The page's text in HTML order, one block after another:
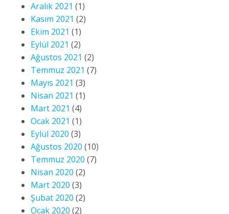
Aralık 2021 (1)
Kasım 2021 (2)
Ekim 2021 (1)
Eylül 2021 (2)
Ağustos 2021 (2)
Temmuz 2021 (7)
Mayıs 2021 (3)
Nisan 2021 (1)
Mart 2021 (4)
Ocak 2021 (1)
Eylül 2020 (3)
Ağustos 2020 (10)
Temmuz 2020 (7)
Nisan 2020 (2)
Mart 2020 (3)
Şubat 2020 (2)
Ocak 2020 (2)